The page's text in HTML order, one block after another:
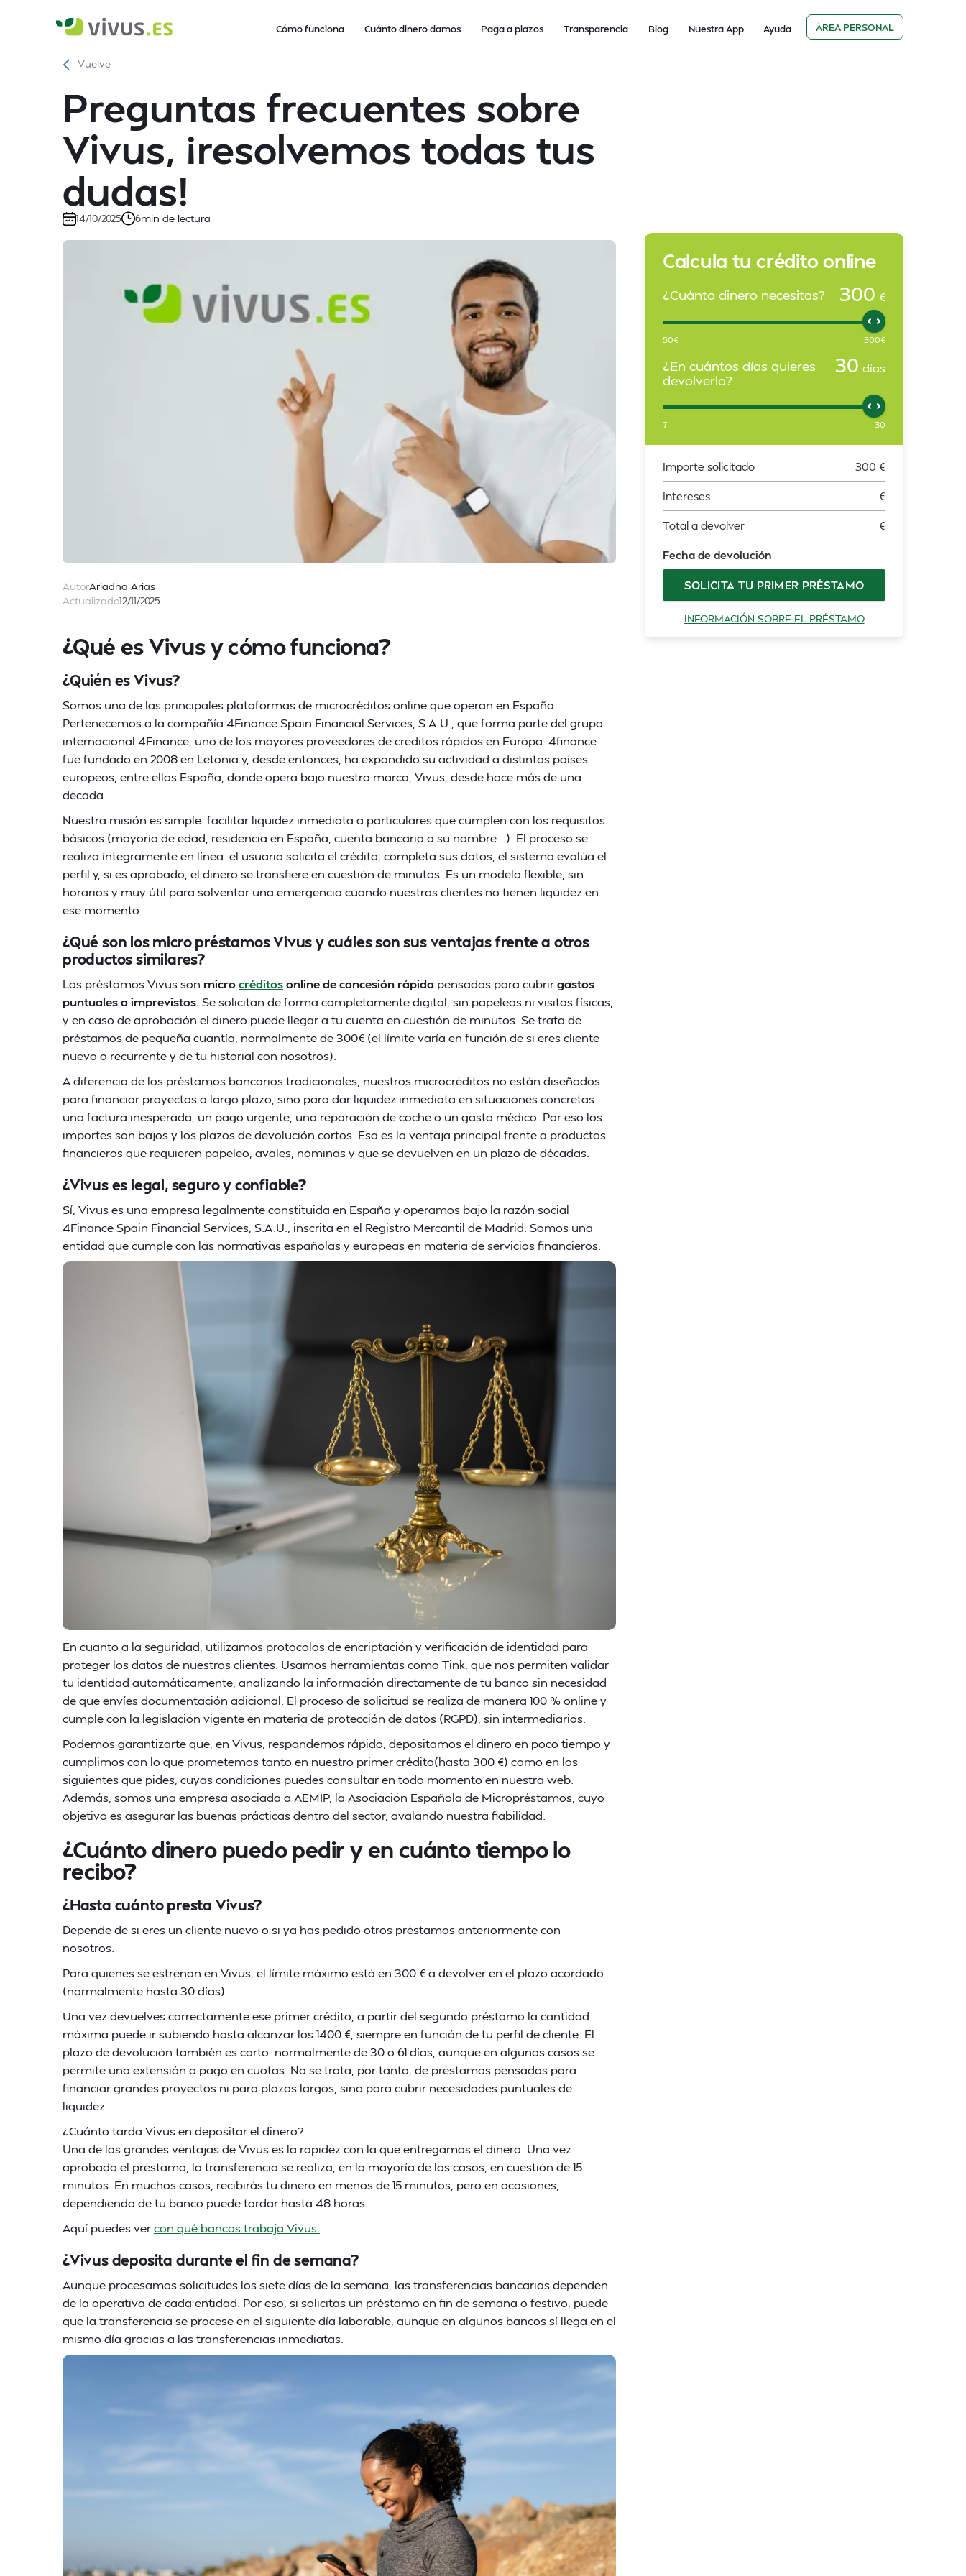
Cómo funciona Cuánto dinero damos Paga a plazos Transparencia Blog Nuestra App Ayuda ÁREA PERSONAL
Vuelve
Preguntas frecuentes sobre
Vivus, ¡resolvemos todas tus
dudas!
14/10/2025 6min de lectura
AutorAriadna Arias
Actualizado12/11/2025
¿Qué es Vivus y cómo funciona?
¿Quién es Vivus?
Somos una de las principales plataformas de microcréditos online que operan en España.
Pertenecemos a la compañía 4Finance Spain Financial Services, S.A.U., que forma parte del grupo
internacional 4Finance, uno de los mayores proveedores de créditos rápidos en Europa. 4finance
fue fundado en 2008 en Letonia y, desde entonces, ha expandido su actividad a distintos países
europeos, entre ellos España, donde opera bajo nuestra marca, Vivus, desde hace más de una
década.
Nuestra misión es simple: facilitar liquidez inmediata a particulares que cumplen con los requisitos
básicos (mayoría de edad, residencia en España, cuenta bancaria a su nombre…). El proceso se
realiza íntegramente en línea: el usuario solicita el crédito, completa sus datos, el sistema evalúa el
perfil y, si es aprobado, el dinero se transfiere en cuestión de minutos. Es un modelo flexible, sin
horarios y muy útil para solventar una emergencia cuando nuestros clientes no tienen liquidez en
ese momento.
¿Qué son los micro préstamos Vivus y cuáles son sus ventajas frente a otros
productos similares?
Los préstamos Vivus son microcréditosonline de concesión rápida pensados para cubrirgastos
puntuales o imprevistos. Se solicitan de forma completamente digital, sin papeleos ni visitas físicas,
y en caso de aprobación el dinero puede llegar a tu cuenta en cuestión de minutos. Se trata de
préstamos de pequeña cuantía, normalmente de 300€ (el límite varía en función de si eres cliente
nuevo o recurrente y de tu historial con nosotros).
A diferencia de los préstamos bancarios tradicionales, nuestros microcréditos no están diseñados
para financiar proyectos a largo plazo, sino para dar liquidez inmediata en situaciones concretas:
una factura inesperada, un pago urgente, una reparación de coche o un gasto médico. Por eso los
importes son bajos y los plazos de devolución cortos. Esa es la ventaja principal frente a productos
financieros que requieren papeleo, avales, nóminas y que se devuelven en un plazo de décadas.
¿Vivus es legal, seguro y confiable?
Sí, Vivus es una empresa legalmente constituida en España y operamos bajo la razón social
4Finance Spain Financial Services, S.A.U., inscrita en el Registro Mercantil de Madrid. Somos una
entidad que cumple con las normativas españolas y europeas en materia de servicios financieros.
En cuanto a la seguridad, utilizamos protocolos de encriptación y verificación de identidad para
proteger los datos de nuestros clientes. Usamos herramientas como Tink, que nos permiten validar
tu identidad automáticamente, analizando la información directamente de tu banco sin necesidad
de que envíes documentación adicional. El proceso de solicitud se realiza de manera 100 % online y
cumple con la legislación vigente en materia de protección de datos (RGPD), sin intermediarios.
Podemos garantizarte que, en Vivus, respondemos rápido, depositamos el dinero en poco tiempo y
cumplimos con lo que prometemos tanto en nuestro primer crédito(hasta 300 €) como en los
siguientes que pides, cuyas condiciones puedes consultar en todo momento en nuestra web.
Además, somos una empresa asociada a AEMIP, la Asociación Española de Micropréstamos, cuyo
objetivo es asegurar las buenas prácticas dentro del sector, avalando nuestra fiabilidad.
¿Cuánto dinero puedo pedir y en cuánto tiempo lo
recibo?
¿Hasta cuánto presta Vivus?
Depende de si eres un cliente nuevo o si ya has pedido otros préstamos anteriormente con
nosotros.
Para quienes se estrenan en Vivus, el límite máximo está en 300 € a devolver en el plazo acordado
(normalmente hasta 30 días).
Una vez devuelves correctamente ese primer crédito, a partir del segundo préstamo la cantidad
máxima puede ir subiendo hasta alcanzar los 1400 €, siempre en función de tu perfil de cliente. El
plazo de devolución también es corto: normalmente de 30 o 61 días, aunque en algunos casos se
permite una extensión o pago en cuotas. No se trata, por tanto, de préstamos pensados para
financiar grandes proyectos ni para plazos largos, sino para cubrir necesidades puntuales de
liquidez.
¿Cuánto tarda Vivus en depositar el dinero?
Una de las grandes ventajas de Vivus es la rapidez con la que entregamos el dinero. Una vez
aprobado el préstamo, la transferencia se realiza, en la mayoría de los casos, en cuestión de 15
minutos. En muchos casos, recibirás tu dinero en menos de 15 minutos, pero en ocasiones,
dependiendo de tu banco puede tardar hasta 48 horas.
Aquí puedes vercon qué bancos trabaja Vivus.
¿Vivus deposita durante el fin de semana?
Aunque procesamos solicitudes los siete días de la semana, las transferencias bancarias dependen
de la operativa de cada entidad. Por eso, si solicitas un préstamo en fin de semana o festivo, puede
que la transferencia se procese en el siguiente día laborable, aunque en algunos bancos sí llega en el
mismo día gracias a las transferencias inmediatas.
Calcula tu crédito online
¿Cuánto dinero necesitas? 300 €
50€ 300€
¿En cuántos días quieres
devolverlo?
30 días
7 30
Importe solicitado 300 €
Intereses €
Total a devolver €
Fecha de devolución
SOLICITA TU PRIMER PRÉSTAMO
INFORMACIÓN SOBRE EL PRÉSTAMO